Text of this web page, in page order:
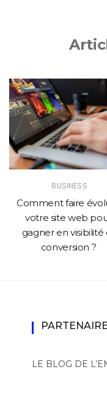
BUSINESS
Comment faire
votre site web
gagner en visibilité
conversion ?
LE BLOG DE